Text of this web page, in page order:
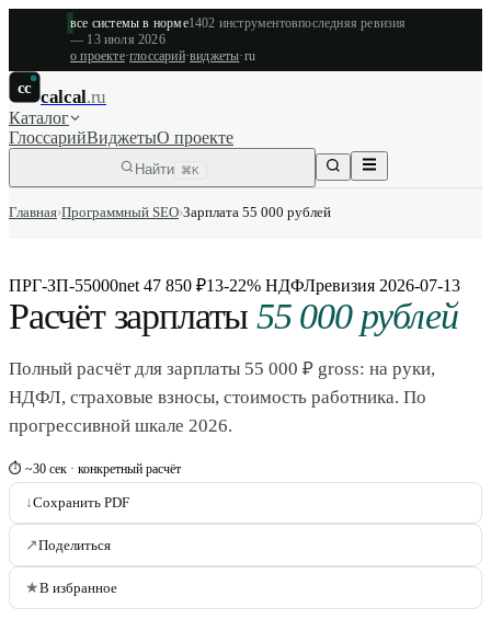
все системы в норме1402 инструментовпоследняя ревизия
— 13 июля 2026
о проекте·глоссарий·виджеты·ru
cc calcal.ru
Каталог
ГлоссарийВиджетыО проекте
Найти ⌘K
Главная›Программный SEO›Зарплата 55 000 рублей
ПРГ-ЗП-55000net 47 850 ₽13-22% НДФЛревизия 2026-07-13
Расчёт зарплаты 55 000 рублей
Полный расчёт для зарплаты 55 000 ₽ gross: на руки,
НДФЛ, страховые взносы, стоимость работника. По
прогрессивной шкале 2026.
⏱ ~30 сек · конкретный расчёт
↓Сохранить PDF
↗Поделиться
★В избранное